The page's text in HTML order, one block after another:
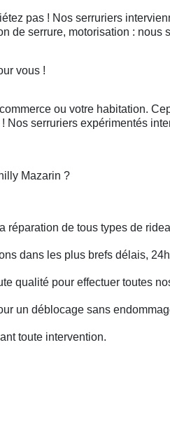
pas ! Nos serruriers
de serrure, motorisation : nous
vous !
ou votre habitation.
serruriers expérimentés
Mazarin ?
réparation de tous types de
dans les plus brefs délais,
qualité pour effectuer toutes
un déblocage sans
toute intervention.